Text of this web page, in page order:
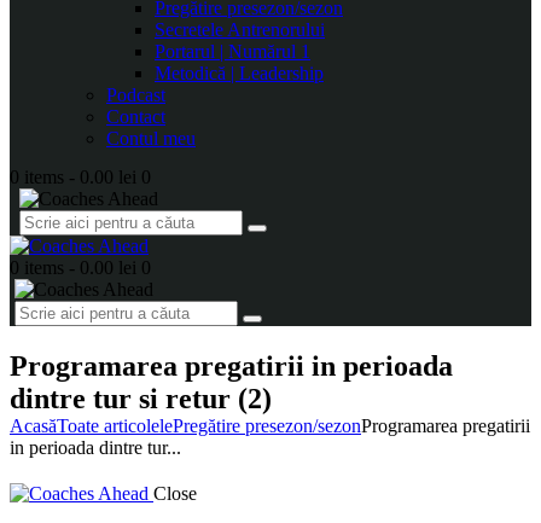
Pregătire presezon/sezon
Secretele Antrenorului
Portarul | Numărul 1
Metodică | Leadership
Podcast
Contact
Contul meu
0 items - 0.00 lei 0
0 items - 0.00 lei 0
Programarea pregatirii in perioada
dintre tur si retur (2)
AcasăToate articolelePregătire presezon/sezonProgramarea pregatirii
in perioada dintre tur...
Close